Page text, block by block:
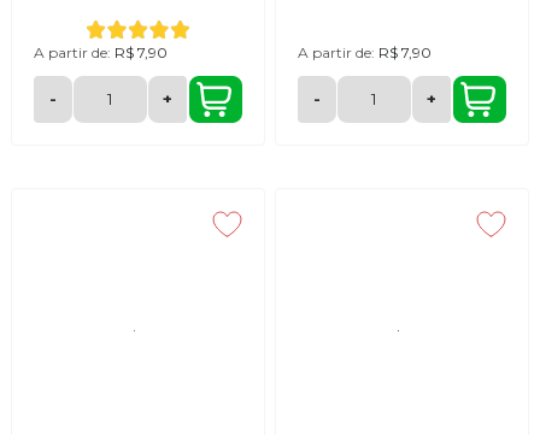
A partir de: R$ 7,90
- +
A partir de: R$ 7,90
- +